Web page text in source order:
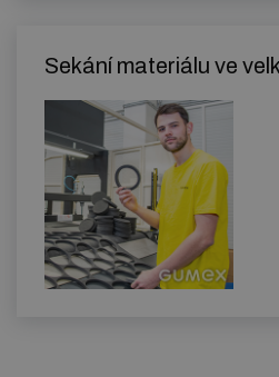
Sekání materiálu ve